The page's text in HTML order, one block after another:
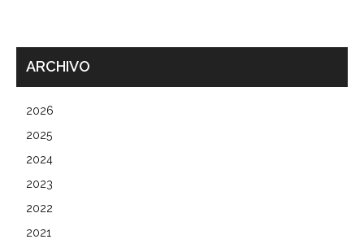
ARCHIVO
2026
2025
2024
2023
2022
2021